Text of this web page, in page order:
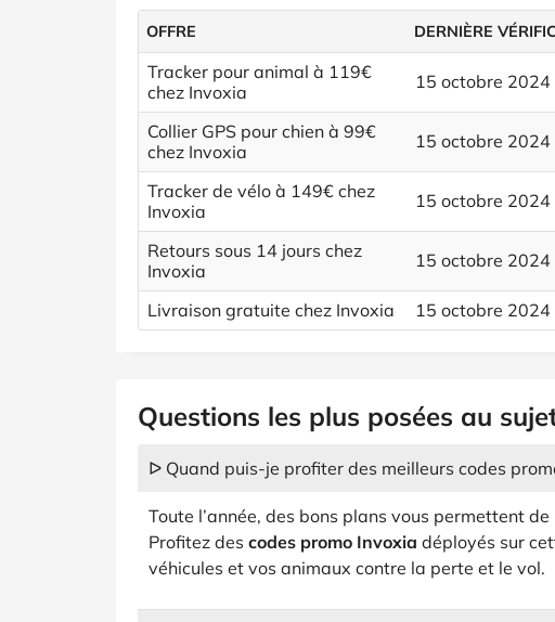
OFFRE DERNIÈRE
Tracker pour animal à 119€
chez Invoxia
15 octobre 2024
Collier GPS pour chien à 99€
chez Invoxia
15 octobre 2024
Tracker de vélo à 149€ chez
Invoxia
15 octobre 2024
Retours sous 14 jours chez
Invoxia
15 octobre 2024
Livraison gratuite chez Invoxia 15 octobre 2024
Questions les plus posées au
ᐅ Quand puis-je profiter des meilleurs codes
Toute l’année, des bons plans vous permettent
Profitez des codes promo Invoxia déployés sur
véhicules et vos animaux contre la perte et le vol.